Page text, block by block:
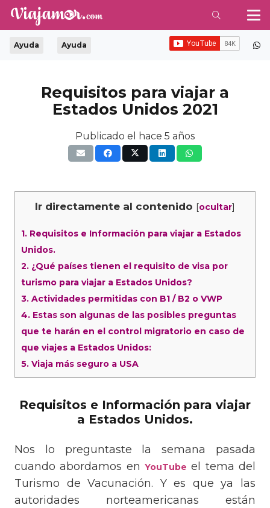
Ayuda Ayuda
Requisitos para viajar a
Estados Unidos 2021
Publicado el hace 5 años
Ir directamente al contenido [ocultar]
1. Requisitos e Información para viajar a Estados
Unidos.
2. ¿Qué países tienen el requisito de visa por
turismo para viajar a Estados Unidos?
3. Actividades permitidas con B1 / B2 o VWP
4. Estas son algunas de las posibles preguntas
que te harán en el control migratorio en caso de
que viajes a Estados Unidos:
5. Viaja más seguro a USA
Requisitos e Información para viajar
a Estados Unidos.
Nos lo preguntaste la semana pasada
cuando abordamos en YouTube el tema del
Turismo de Vacunación. Y es que ya las
autoridades norteamericanas están